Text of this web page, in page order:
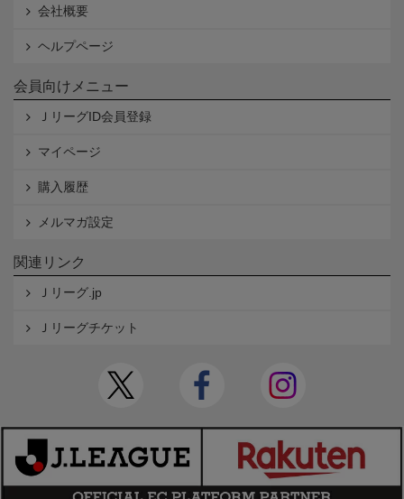
会社概要
ヘルプページ
会員向けメニュー
ＪリーグID会員登録
マイページ
購入履歴
メルマガ設定
関連リンク
Ｊリーグ.jp
Ｊリーグチケット